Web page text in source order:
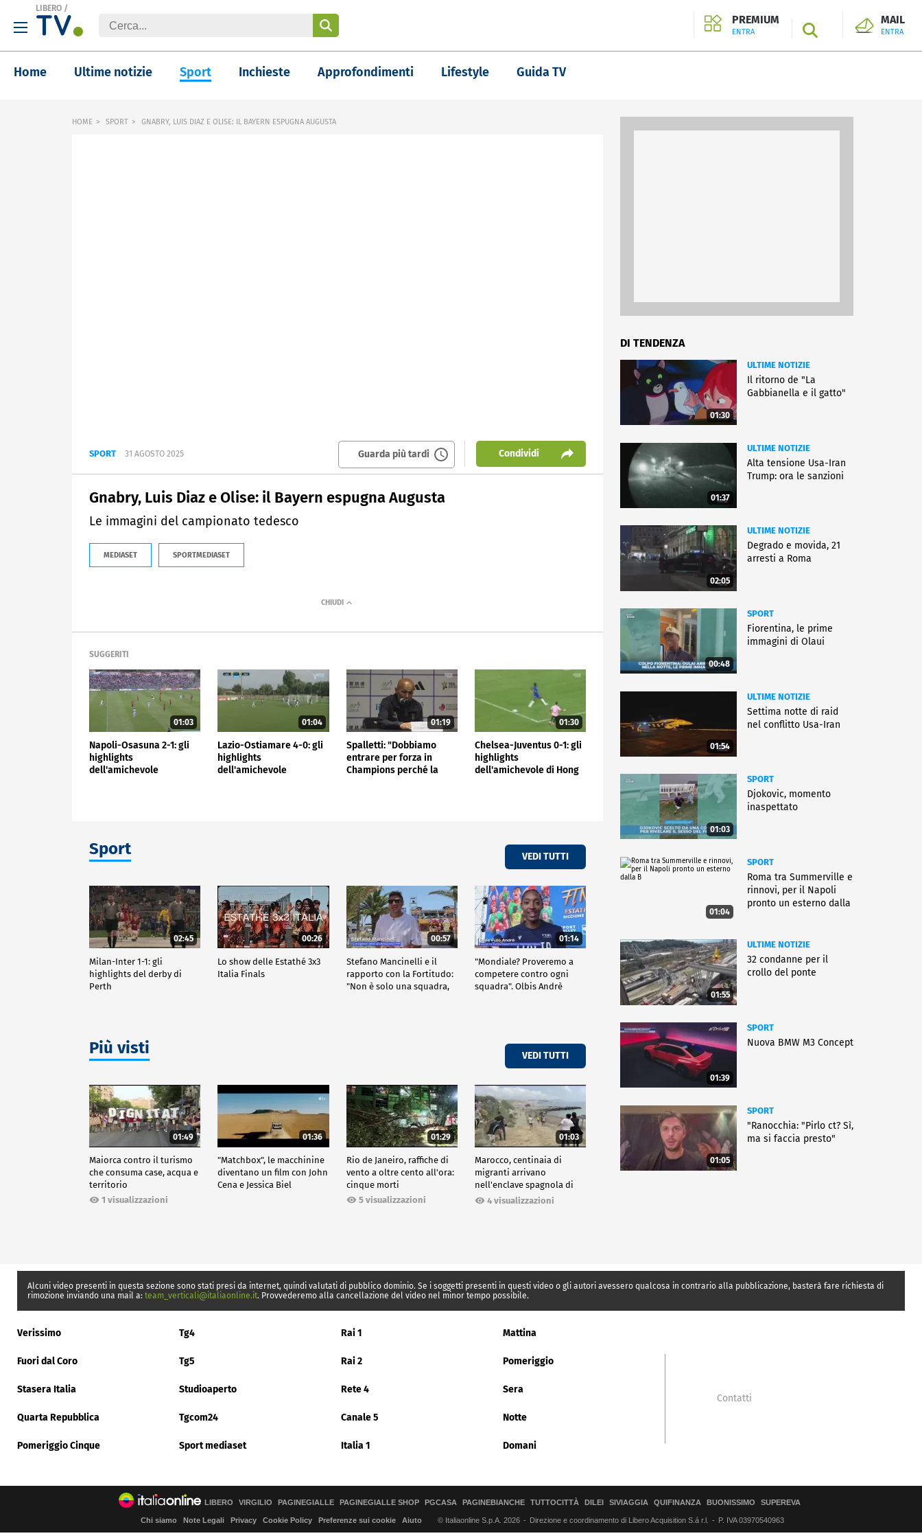
LIBERO /
PREMIUM
ENTRA SEARCH
MAIL
ENTRA
Home Ultime notizie Sport Inchieste Approfondimenti Lifestyle Guida TV
HOME SPORT GNABRY, LUIS DIAZ E OLISE: IL BAYERN ESPUGNA AUGUSTA
SPORT 31 AGOSTO 2025 Guarda più tardi Condividi
Gnabry, Luis Diaz e Olise: il Bayern espugna Augusta
Le immagini del campionato tedesco
MEDIASET SPORTMEDIASET
SUGGERITI
01:03
Napoli-Osasuna 2-1: gli
highlights
dell'amichevole
01:04
Lazio-Ostiamare 4-0: gli
highlights
dell'amichevole
01:19
Spalletti: "Dobbiamo
entrare per forza in
Champions perché la
01:30
Chelsea-Juventus 0-1: gli
highlights
dell'amichevole di Hong
Sport VEDI TUTTI
02:45
Milan-Inter 1-1: gli
highlights del derby di
Perth
00:26
Lo show delle Estathé 3x3
Italia Finals
00:57
Stefano Mancinelli e il
rapporto con la Fortitudo:
"Non è solo una squadra,
01:14
"Mondiale? Proveremo a
competere contro ogni
squadra". Olbis Andrè
Più visti VEDI TUTTI
01:49
Maiorca contro il turismo
che consuma case, acqua e
territorio
1 visualizzazioni
01:36
"Matchbox", le macchinine
diventano un film con John
Cena e Jessica Biel
01:29
Rio de Janeiro, raffiche di
vento a oltre cento all'ora:
cinque morti
5 visualizzazioni
01:03
Marocco, centinaia di
migranti arrivano
nell'enclave spagnola di
Ceuta4 visualizzazioni
DI TENDENZA
01:30
ULTIME NOTIZIE
Il ritorno de "La
Gabbianella e il gatto"
01:37
ULTIME NOTIZIE
Alta tensione Usa-Iran
Trump: ora le sanzioni
02:05
ULTIME NOTIZIE
Degrado e movida, 21
arresti a Roma
00:48
SPORT
Fiorentina, le prime
immagini di Olaui
01:54
ULTIME NOTIZIE
Settima notte di raid
nel conflitto Usa-Iran
01:03
SPORT
Djokovic, momento
inaspettato
01:04
SPORT
Roma tra Summerville e
rinnovi, per il Napoli
pronto un esterno dalla
01:55
ULTIME NOTIZIE
32 condanne per il
crollo del ponte
01:39
SPORT
Nuova BMW M3 Concept
01:05
SPORT
"Ranocchia: "Pirlo ct? Sì,
ma si faccia presto"
Alcuni video presenti in questa sezione sono stati presi da internet, quindi valutati di pubblico dominio. Se i soggetti presenti in questi video o gli autori avessero qualcosa in contrario alla pubblicazione, basterà fare richiesta di
rimozione inviando una mail a: team_verticali@italiaonline.it. Provvederemo alla cancellazione del video nel minor tempo possibile.
Verissimo Tg4 Rai 1 Mattina
Fuori dal Coro Tg5 Rai 2 Pomeriggio
Stasera Italia Studioaperto Rete 4 Sera
Quarta Repubblica Tgcom24 Canale 5 Notte
Pomeriggio Cinque Sport mediaset Italia 1 Domani
Contatti
LIBERO VIRGILIO PAGINEGIALLE PAGINEGIALLE SHOP PGCASA PAGINEBIANCHE TUTTOCITTÀ DILEI SIVIAGGIA QUIFINANZA BUONISSIMO SUPEREVA
Chi siamo Note Legali Privacy Cookie Policy Preferenze sui cookie Aiuto © Italiaonline S.p.A. 2026 Direzione e coordinamento di Libero Acquisition S.á r.l. P. IVA 03970540963